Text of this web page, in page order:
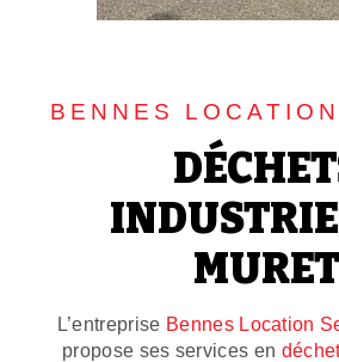
BENNES
MURET
L’entreprise Bennes Location
propose ses services en